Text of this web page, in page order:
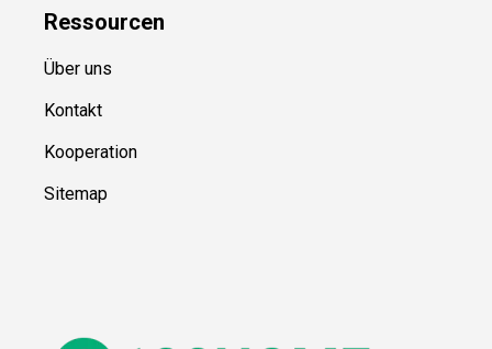
Ressourcen
Über uns
Kontakt
Kooperation
Sitemap